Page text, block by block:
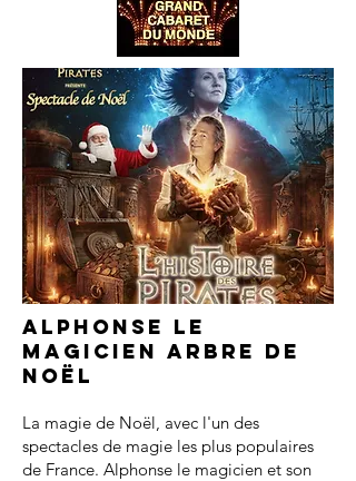
Alphonse le
magicien arbre de
noël
La magie de Noël, avec l'un des
spectacles de magie les plus populaires
de France. Alphonse le magicien et son